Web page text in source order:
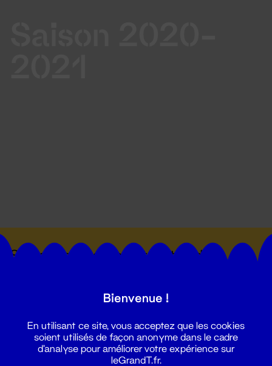
Suivez toutes les actualités du
Bienvenue !
En utilisant ce site, vous acceptez que les cookies
soient utilisés de façon anonyme dans le cadre
d'analyse pour améliorer votre expérience sur
leGrandT.fr.